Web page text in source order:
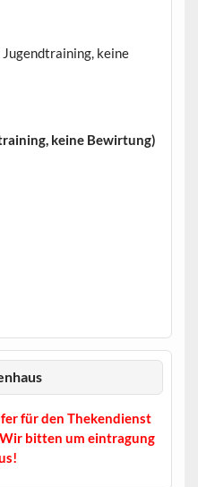
keine
keine Bewirtung)
für den Thekendienst
bitten um eintragung